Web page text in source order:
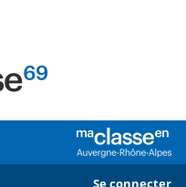
Se connecter